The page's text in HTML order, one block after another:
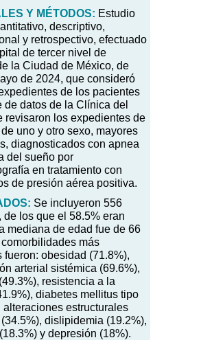
Y MÉTODOS: Estudio
descriptivo,
y retrospectivo, efectuado
de tercer nivel de
la Ciudad de México, de
de 2024, que consideró
de los pacientes
de datos de la Clínica del
revisaron los expedientes de
uno y otro sexo, mayores
diagnosticados con apnea
del sueño por
en tratamiento con
de presión aérea positiva.
Se incluyeron 556
de los que el 58.5% eran
mediana de edad fue de 66
más
fueron: obesidad (71.8%),
arterial sistémica (69.6%),
resistencia a la
diabetes mellitus tipo
alteraciones estructurales
dislipidemia (19.2%),
y depresión (18%).